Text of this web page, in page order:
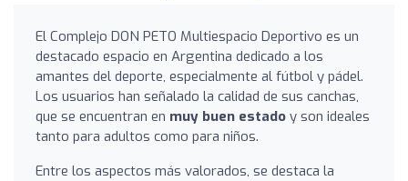
El Complejo DON PETO Multiespacio Deportivo es un
destacado espacio en Argentina dedicado a los
amantes del deporte, especialmente al fútbol y pádel.
Los usuarios han señalado la calidad de sus canchas,
que se encuentran en muy buen estado y son ideales
tanto para adultos como para niños.
Entre los aspectos más valorados, se destaca la